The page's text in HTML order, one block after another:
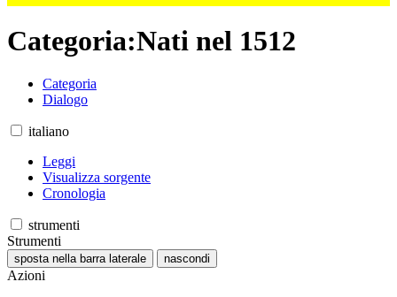
Categoria:Nati nel 1512
Categoria
Dialogo
italiano
Leggi
Visualizza sorgente
Cronologia
strumenti
Strumenti
sposta nella barra laterale nascondi
Azioni